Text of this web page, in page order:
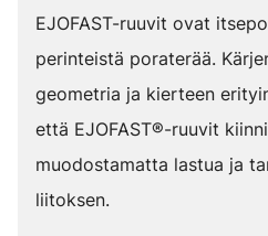
EJOFAST-ruuvit ovat
perinteistä poraterää.
geometria ja kierteen
että EJOFAST®-ruuvit
muodostamatta lastua ja
liitoksen.